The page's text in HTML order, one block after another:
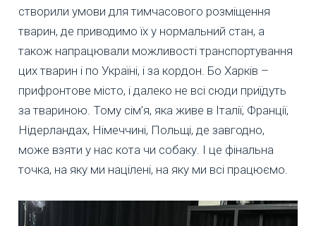
створили умови для тимчасового розміщення
тварин, де приводимо їх у нормальний стан, а
також напрацювали можливості транспортування
цих тварин і по Україні, і за кордон. Бо Харків –
прифронтове місто, і далеко не всі сюди приїдуть
за твариною. Тому сім’я, яка живе в Італії, Франції,
Нідерландах, Німеччині, Польщі, де завгодно,
може взяти у нас кота чи собаку. І це фінальна
точка, на яку ми націлені, на яку ми всі працюємо.